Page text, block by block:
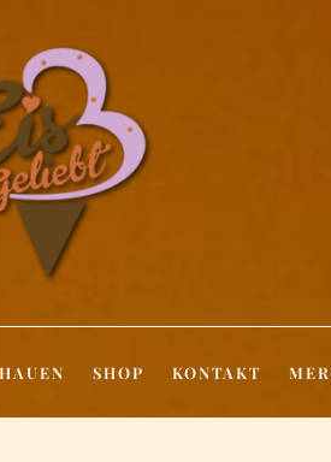
SHOP KONTAKT